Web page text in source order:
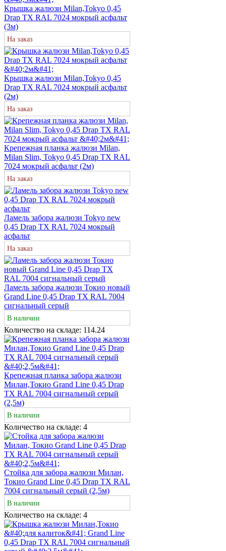
Крышка жалюзи Milan,Tokyo 0,45
Drap TX RAL 7024 мокрый асфальт
(3м)
На заказ
Крышка жалюзи Milan,Tokyo 0,45
Drap TX RAL 7024 мокрый асфальт
(2м)
На заказ
Крепежная планка жалюзи Milan,
Milan Slim, Tokyo 0,45 Drap TX RAL
7024 мокрый асфальт (2м)
На заказ
Ламель забора жалюзи Tokyo new
0,45 Drap TX RAL 7024 мокрый
асфальт
На заказ
Ламель забора жалюзи Токио новый
Grand Line 0,45 Drap ТХ RAL 7004
сигнальный серый
В наличии
Количество на складе: 114.24
Крепежная планка забора жалюзи
Милан,Токио Grand Line 0,45 Drap
ТХ RAL 7004 сигнальный серый
(2,5м)
В наличии
Количество на складе: 4
Стойка для забора жалюзи Милан,
Токио Grand Line 0,45 Drap ТХ RAL
7004 сигнальный серый (2,5м)
В наличии
Количество на складе: 4